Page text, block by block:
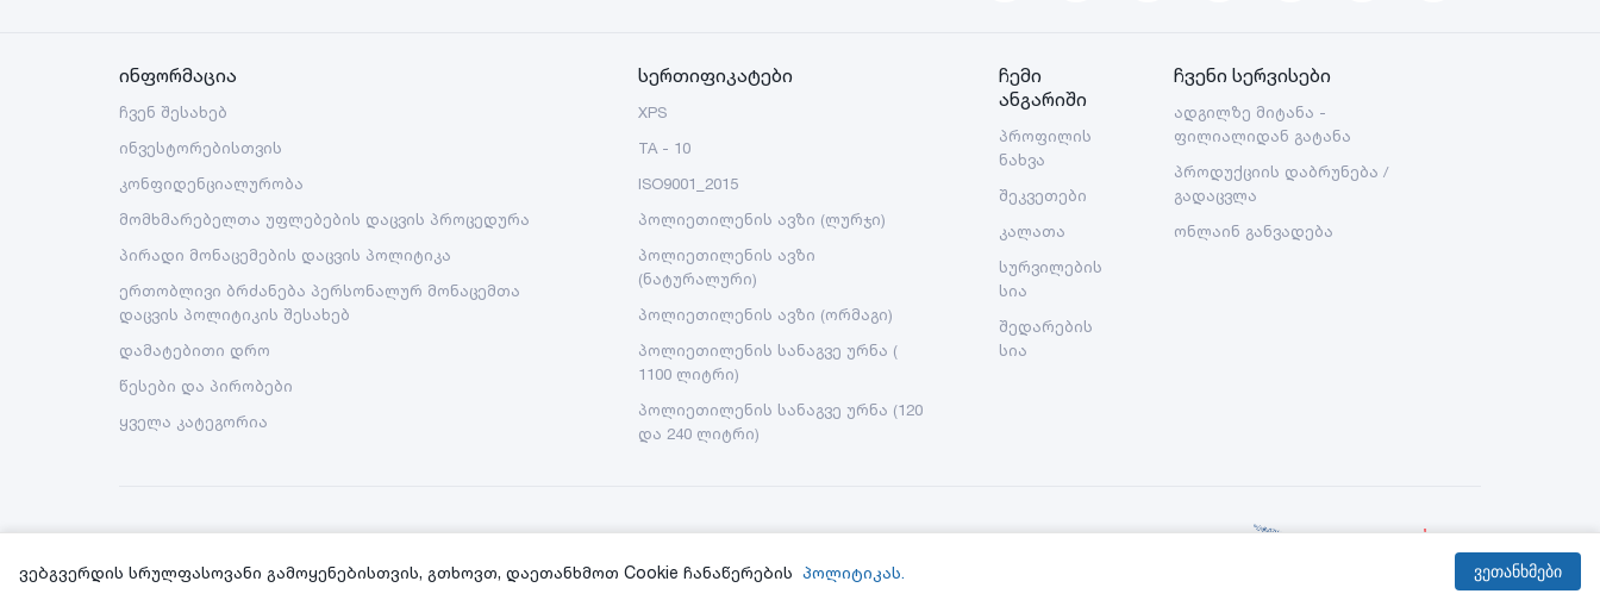
ინფორმაცია
ჩვენ შესახებ
ინვესტორებისთვის
კონფიდენციალურობა
მომხმარებელთა უფლებების დაცვის პროცედურა
პირადი მონაცემების დაცვის პოლიტიკა
ერთობლივი ბრძანება პერსონალურ მონაცემთა
დაცვის პოლიტიკის შესახებ
დამატებითი დრო
წესები და პირობები
ყველა კატეგორია
სერთიფიკატები
XPS
TA - 10
ISO9001_2015
პოლიეთილენის ავზი (ლურჯი)
პოლიეთილენის ავზი
(ნატურალური)
პოლიეთილენის ავზი (ორმაგი)
პოლიეთილენის სანაგვე ურნა (
1100 ლიტრი)
პოლიეთილენის სანაგვე ურნა (120
და 240 ლიტრი)
ჩემი
ანგარიში
პროფილის
ნახვა
შეკვეთები
კალათა
სურვილების
სია
შედარების
სია
ჩვენი სერვისები
ადგილზე მიტანა -
ფილიალიდან გატანა
პროდუქციის დაბრუნება /
გადაცვლა
ონლაინ განვადება
ვებგვერდის სრულფასოვანი გამოყენებისთვის, გთხოვთ, დაეთანხმოთ Cookie ჩანაწერების პოლიტიკას. ვეთანხმები